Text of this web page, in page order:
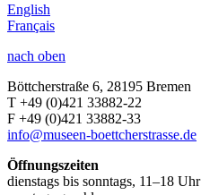
English
Français
nach oben
Böttcherstraße 6, 28195 Bremen
T +49 (0)421 33882-22
F +49 (0)421 33882-33
info@museen-boettcherstrasse.de
Öffnungszeiten
dienstags bis sonntags, 11–18 Uhr